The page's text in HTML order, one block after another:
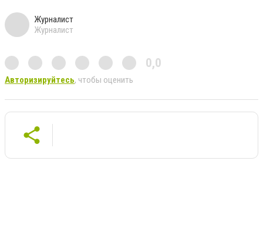
Журналист
Журналист
0,0
Авторизируйтесь, чтобы оценить